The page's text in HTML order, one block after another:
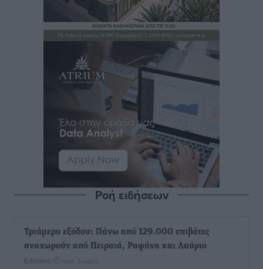
Ροή ειδήσεων
Τριήμερο εξόδου: Πάνω από 129.000 επιβάτες
αναχωρούν από Πειραιά, Ραφήνα και Λαύριο
Ειδήσεις πριν 3 ώρες